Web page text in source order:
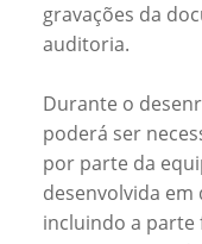
gravações da
auditoria.
Durante o
poderá ser
por parte da
desenvolvida
incluindo a parte